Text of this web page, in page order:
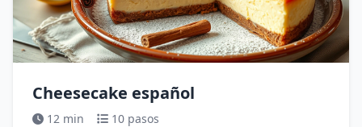
Cheesecake español
12 min
10 pasos